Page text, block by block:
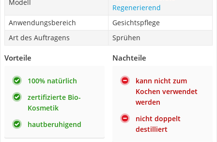
Modell
Regenerierend
Anwendungsbereich
Gesichtspflege
Art des Auftragens
Sprühen
Vorteile
100% natürlich
zertifizierte Bio-
Kosmetik
hautberuhigend
Nachteile
kann nicht zum
Kochen verwendet
werden
nicht doppelt
destilliert